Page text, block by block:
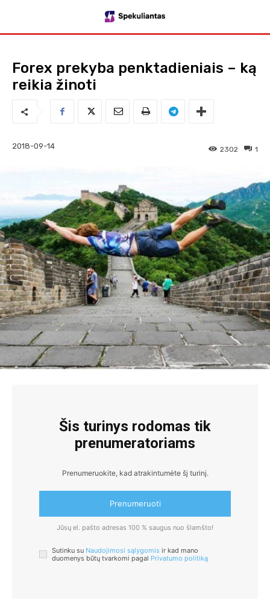
Forex prekyba penktadieniais – ką
reikia žinoti
2018-09-14 1
2302
Šis turinys rodomas tik
prenumeratoriams
Prenumeruokite, kad atrakintumėte šį turinį.
Prenumeruoti
Jūsų el. pašto adresas 100 % saugus nuo šlamšto!
Sutinku su Naudojimosi sąlygomis ir kad mano
duomenys būtų tvarkomi pagal Privatumo politiką